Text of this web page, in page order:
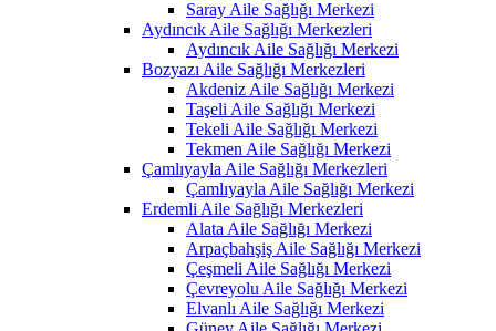
Saray Aile Sağlığı Merkezi
Aydıncık Aile Sağlığı Merkezleri
Aydıncık Aile Sağlığı Merkezi
Bozyazı Aile Sağlığı Merkezleri
Akdeniz Aile Sağlığı Merkezi
Taşeli Aile Sağlığı Merkezi
Tekeli Aile Sağlığı Merkezi
Tekmen Aile Sağlığı Merkezi
Çamlıyayla Aile Sağlığı Merkezleri
Çamlıyayla Aile Sağlığı Merkezi
Erdemli Aile Sağlığı Merkezleri
Alata Aile Sağlığı Merkezi
Arpaçbahşiş Aile Sağlığı Merkezi
Çeşmeli Aile Sağlığı Merkezi
Çevreyolu Aile Sağlığı Merkezi
Elvanlı Aile Sağlığı Merkezi